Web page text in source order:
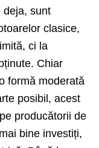
deja, sunt
clasice,
ci la
Chiar
formă moderată
posibil, acest
producătorii de
bine investiți,